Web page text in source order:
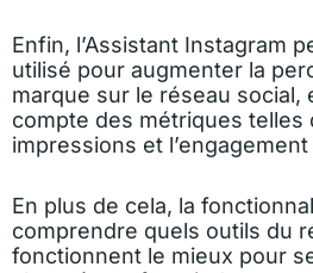
Enfin, l’Assistant Instagram
utilisé pour augmenter la
marque sur le réseau social,
compte des métriques telles
impressions et l’engagement
En plus de cela, la
comprendre quels outils du
fonctionnent le mieux pour